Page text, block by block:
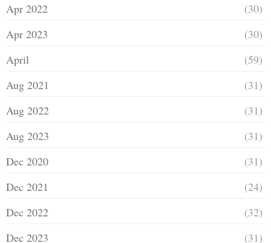
Apr 2022
(30)
Apr 2023
(30)
April
(59)
Aug 2021
(31)
Aug 2022
(31)
Aug 2023
(31)
Dec 2020
(31)
Dec 2021
(24)
Dec 2022
(32)
Dec 2023
(31)